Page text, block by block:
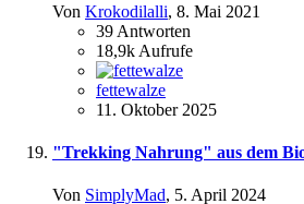
Von Krokodilalli, 8. Mai 2021
39 Antworten
18,9k Aufrufe
fettewalze
11. Oktober 2025
"Trekking Nahrung" aus dem
Von SimplyMad, 5. April 2024